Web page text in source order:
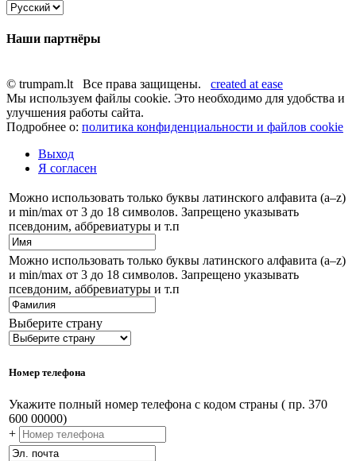
Наши партнёры
© trumpam.lt Все права защищены. created at ease
Мы используем файлы cookie. Это необходимо для удобства и
улучшения работы сайта.
Подробнее о: политика конфиденциальности и файлов cookie
Выход
Я согласен
Можно использовать только буквы латинского алфавита (a–z)
и min/max от 3 до 18 символов. Запрещено указывать
псевдоним, аббревиатуры и т.п
Можно использовать только буквы латинского алфавита (a–z)
и min/max от 3 до 18 символов. Запрещено указывать
псевдоним, аббревиатуры и т.п
Выберите страну
Номер телефона
Укажите полный номер телефона с кодом страны ( пр. 370
600 00000)
+